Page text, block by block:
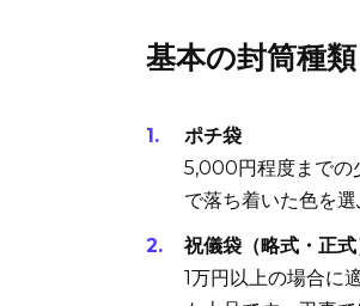
基本の封筒種類
ポチ袋
5,000円程度までの
で落ち着いた色を
祝儀袋（略式・正式
1万円以上の場合に